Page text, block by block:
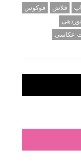
فلاش
فوکوس
نوردهی
عکاسی